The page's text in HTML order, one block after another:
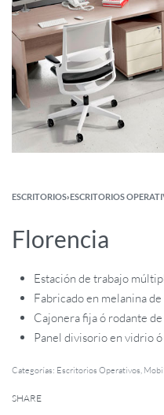
ESCRITORIOS›ESCRITORIOS
Florencia
Estación de trabajo
Fabricado en melanina
Cajonera fija ó rodante
Panel divisorio en vidrio
Categorías: Escritorios Operativos,
SHARE